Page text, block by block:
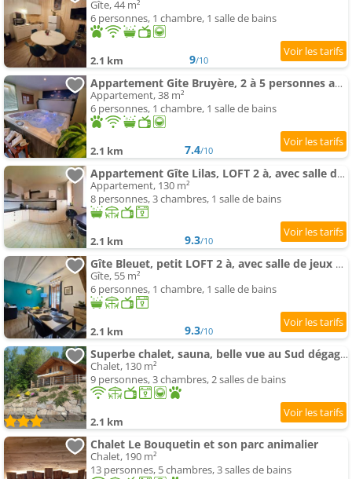
Gîte, 44 m²
6 personnes, 1 chambre, 1 salle de bains
2.1 km 9/10
Appartement Gite Bruyère, 2 à 5 personnes avec salle de jeux et SPA dans la résidence
Appartement, 38 m²
6 personnes, 1 chambre, 1 salle de bains
2.1 km 7.4/10
Appartement Gîte Lilas, LOFT 2 à, avec salle de jeux et SPA dans la résidence
Appartement, 130 m²
8 personnes, 3 chambres, 1 salle de bains
2.1 km 9.3/10
Gîte Bleuet, petit LOFT 2 à, avec salle de jeux et SPA dans la résidence
Gîte, 55 m²
6 personnes, 1 chambre, 1 salle de bains
2.1 km 9.3/10
Superbe chalet, sauna, belle vue au Sud dégagée, au calme
Chalet, 130 m²
9 personnes, 3 chambres, 2 salles de bains
2.1 km
Chalet Le Bouquetin et son parc animalier
Chalet, 190 m²
13 personnes, 5 chambres, 3 salles de bains